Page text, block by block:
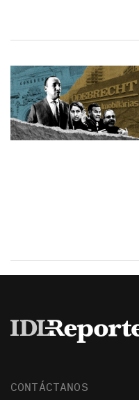
CONTÁCTANOS